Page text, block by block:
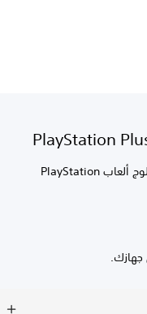
يمكنك معرفة الألعاب المتوفرة من خلال كتالوج ألعاب PlayStation